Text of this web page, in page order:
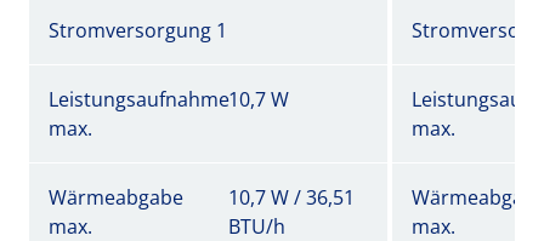
Stromversorgung 1
Leistungsaufnahme
max.
10,7 W
max.
Wärmeabgabe
max.
10,7 W / 36,51
BTU/h
max.